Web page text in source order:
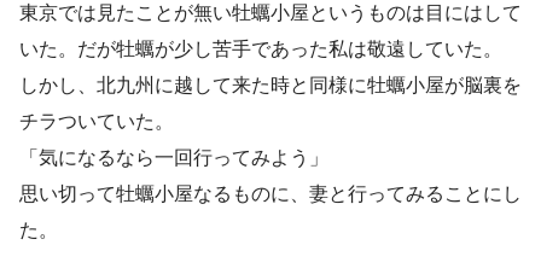
東京では見たことが無い牡蠣小屋というものは目にはして
いた。だが牡蠣が少し苦手であった私は敬遠していた。
しかし、北九州に越して来た時と同様に牡蠣小屋が脳裏を
チラついていた。
「気になるなら一回行ってみよう」
思い切って牡蠣小屋なるものに、妻と行ってみることにし
た。